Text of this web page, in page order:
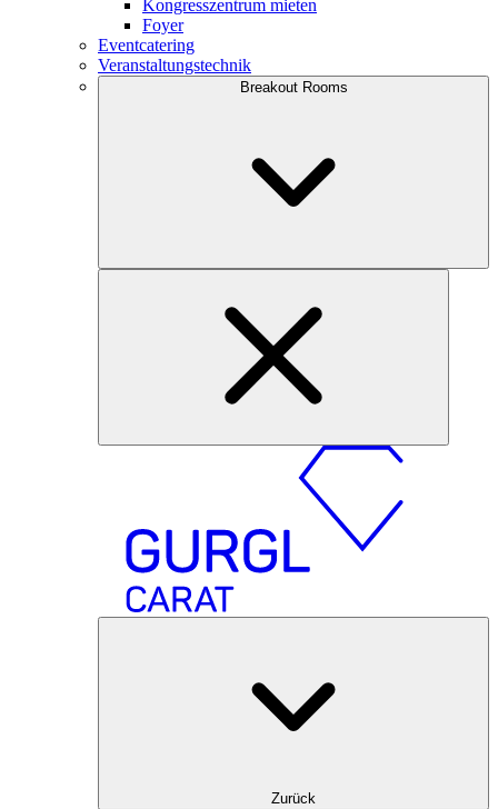
Kongresszentrum mieten
Foyer
Eventcatering
Veranstaltungstechnik
Breakout Rooms
Zurück